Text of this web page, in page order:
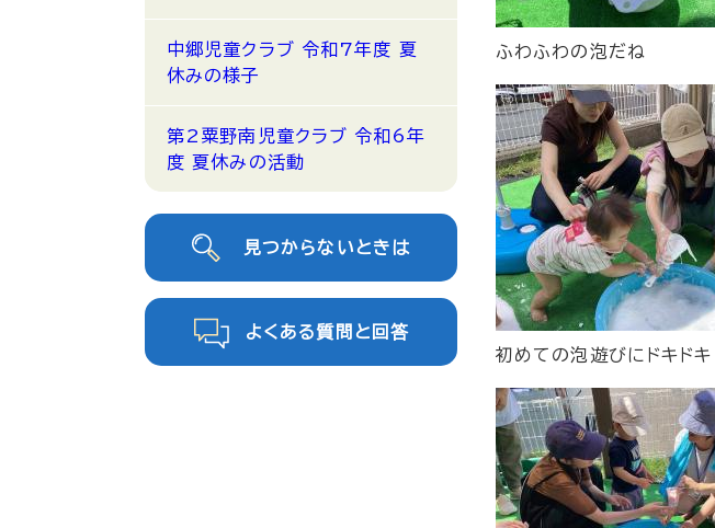
ふわふわの泡だね
初めての泡遊びにドキドキ
中郷児童クラブ 令和7年度 夏
休みの様子
第2粟野南児童クラブ 令和6年
度 夏休みの活動
見つからないときは
よくある質問と回答